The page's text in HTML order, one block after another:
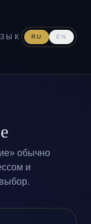
RU EN
обычно
и